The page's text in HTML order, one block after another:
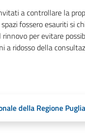
a controllare la
fossero esauriti si
per evitare
a ridosso della
della Regione Puglia